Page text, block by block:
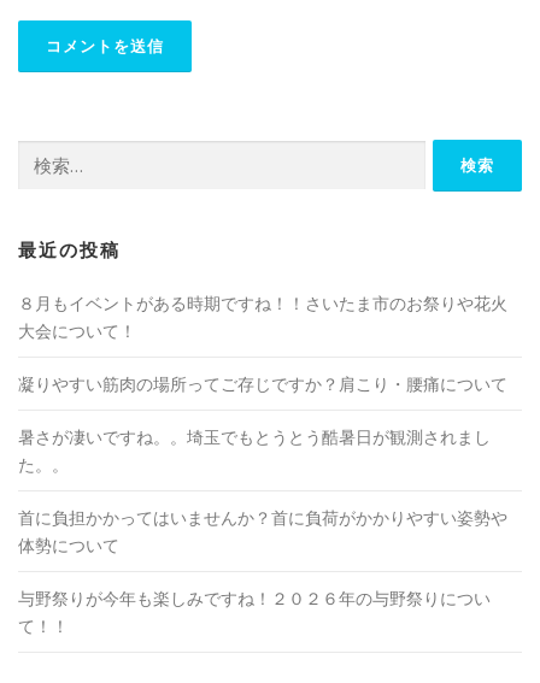
索:
最近の投稿
８月もイベントがある時期ですね！！さいたま市のお祭りや花火
大会について！
凝りやすい筋肉の場所ってご存じですか？肩こり・腰痛について
暑さが凄いですね。。埼玉でもとうとう酷暑日が観測されまし
た。。
首に負担かかってはいませんか？首に負荷がかかりやすい姿勢や
体勢について
与野祭りが今年も楽しみですね！２０２６年の与野祭りについ
て！！